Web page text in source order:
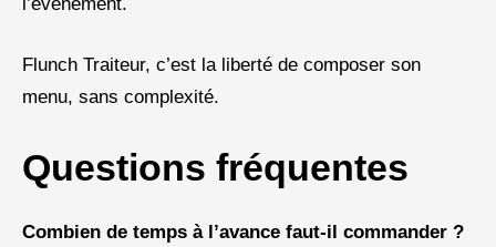
l’événement.
Flunch Traiteur, c’est la liberté de composer son
menu, sans complexité.
Questions fréquentes
Combien de temps à l’avance faut-il commander ?